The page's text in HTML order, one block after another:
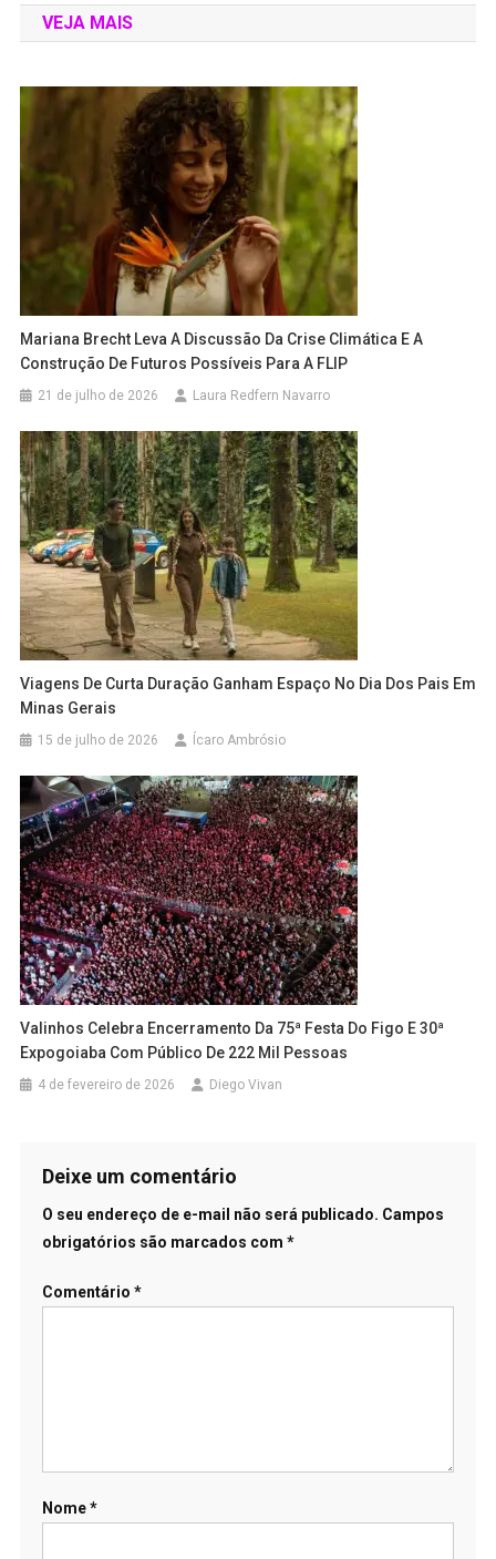
VEJA MAIS
Mariana Brecht Leva A Discussão Da Crise Climática E A
Construção De Futuros Possíveis Para A FLIP
21 de julho de 2026 Laura Redfern Navarro
Viagens De Curta Duração Ganham Espaço No Dia Dos Pais Em
Minas Gerais
15 de julho de 2026 Ícaro Ambrósio
Valinhos Celebra Encerramento Da 75ª Festa Do Figo E 30ª
Expogoiaba Com Público De 222 Mil Pessoas
4 de fevereiro de 2026 Diego Vivan
Deixe um comentário
O seu endereço de e-mail não será publicado. Campos
obrigatórios são marcados com *
Comentário *
Nome*